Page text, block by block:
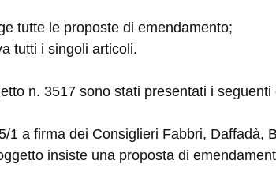
tutte le proposte di emendamento;
tutti i singoli articoli.
n. 3517 sono stati presentati i
1 a firma dei Consiglieri Fabbri, Daffadà,
insiste una proposta di